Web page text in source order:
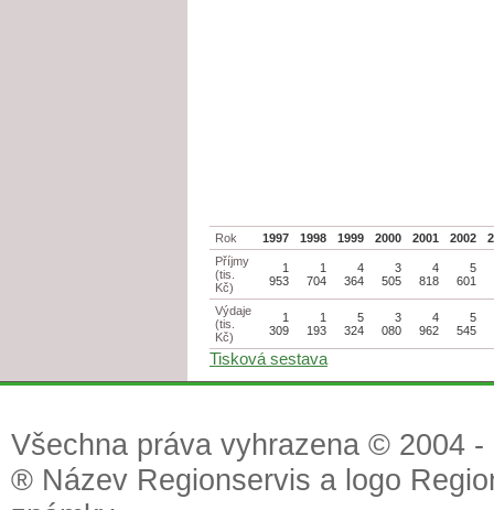
Rok 1997 1998 1999 2000 2001 2002
Příjmy
(tis.
Kč)
1
953
1
704
4
364
3
505
4
818
5
601
Výdaje
(tis.
Kč)
1
309
1
193
5
324
3
080
4
962
5
545
Tisková sestava
Všechna práva vyhrazena © 2004
® Název Regionservis a logo